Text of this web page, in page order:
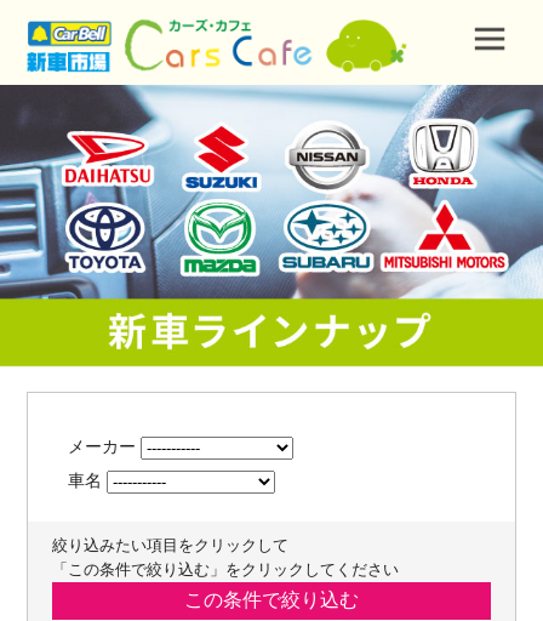
メーカー
車名
絞り込みたい項目をクリックして
「この条件で絞り込む」をクリックしてください